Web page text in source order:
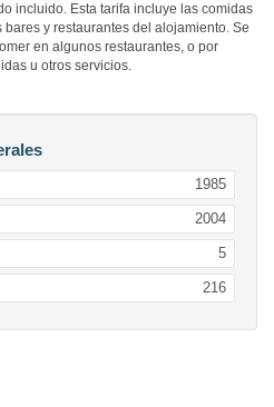
incluido. Esta tarifa incluye las comidas
y restaurantes del alojamiento. Se
en algunos restaurantes, o por
u otros servicios.
1985
2004
5
216